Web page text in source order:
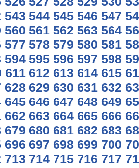
543 544 545 546 547
560 561 562 563 564
577 578 579 580 581
594 595 596 597 598
611 612 613 614 615
628 629 630 631 632
645 646 647 648 649
662 663 664 665 666
679 680 681 682 683
696 697 698 699 700
713 714 715 716 717